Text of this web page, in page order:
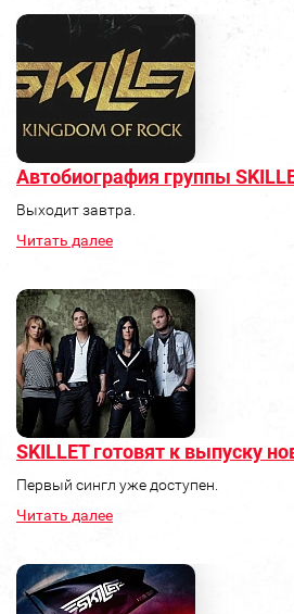
Автобиография группы
Выходит завтра.
Читать далее
SKILLET готовят к выпуску
Первый сингл уже доступен.
Читать далее